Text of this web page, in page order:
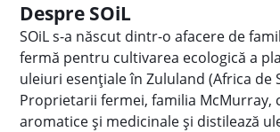
Despre SOiL
SOiL s-a născut dintr-o afacere de
fermă pentru cultivarea ecologică a
uleiuri esențiale în Zululand (Africa de
Proprietarii fermei, familia McMurray,
aromatice și medicinale și distilează